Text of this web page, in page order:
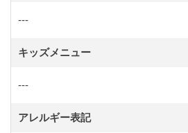
---
キッズメニュー
---
アレルギー表記